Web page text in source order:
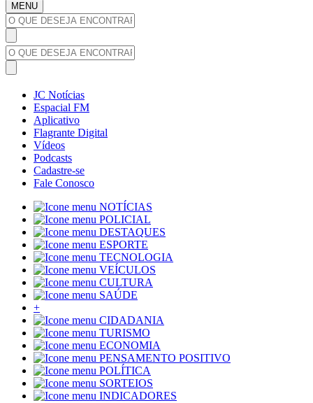
MENU
JC Notícias
Espacial FM
Aplicativo
Flagrante Digital
Vídeos
Podcasts
Cadastre-se
Fale Conosco
NOTÍCIAS
POLICIAL
DESTAQUES
ESPORTE
TECNOLOGIA
VEÍCULOS
CULTURA
SAÚDE
+
CIDADANIA
TURISMO
ECONOMIA
PENSAMENTO POSITIVO
POLÍTICA
SORTEIOS
INDICADORES